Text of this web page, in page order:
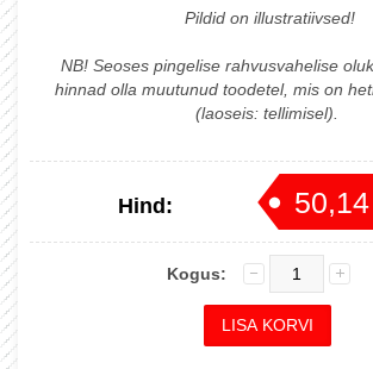
Pildid on illustratiivsed!
NB! Seoses pingelise rahvusvahelise
hinnad olla muutunud toodetel, mis on
(laoseis: tellimisel).
Hind:
Kogus: